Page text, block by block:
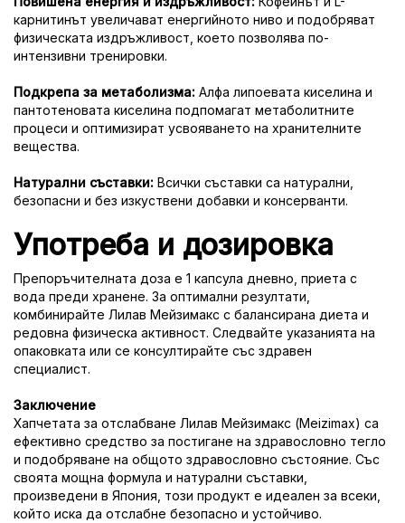
карнитинът увеличават енергийното ниво и подобряват
физическата издръжливост, което позволява по-
интензивни тренировки.
Подкрепа за метаболизма: Алфа липоевата киселина и
пантотеновата киселина подпомагат метаболитните
процеси и оптимизират усвояването на хранителните
вещества.
Натурални съставки: Всички съставки са натурални,
безопасни и без изкуствени добавки и консерванти.
Употреба и дозировка
Препоръчителната доза е 1 капсула дневно, приета с
вода преди хранене. За оптимални резултати,
комбинирайте Лилав Мейзимакс с балансирана диета и
редовна физическа активност. Следвайте указанията на
опаковката или се консултирайте със здравен
специалист.
Заключение
Хапчетата за отслабване Лилав Мейзимакс (Meizimax) са
ефективно средство за постигане на здравословно тегло
и подобряване на общото здравословно състояние. Със
своята мощна формула и натурални съставки,
произведени в Япония, този продукт е идеален за всеки,
който иска да отслабне безопасно и устойчиво.